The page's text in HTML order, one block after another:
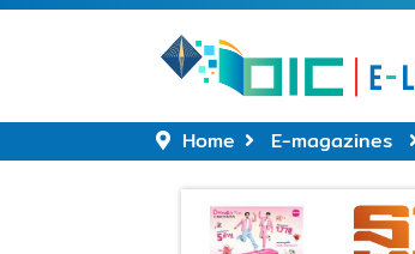
Home E-magazines